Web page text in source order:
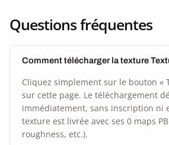
Questions fréquentes
Comment télécharger la texture
Cliquez simplement sur le bouton «
sur cette page. Le téléchargement
immédiatement, sans inscription ni
texture est livrée avec ses 0 maps
roughness, etc.).